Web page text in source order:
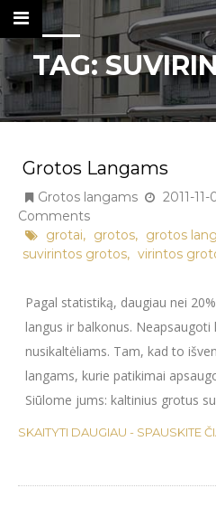
Metaliniai Laiptai
KONTAKTAI
DARBŲ KATALOGAS
GAMINIAI
APTVĖRIMAI, ATITVAROS,
BALKONO TURĖKLAI
TAG:
Grotos Langams
Grotos langams 2011-11-
Comments
grotai, grotos, grotos
suvirintos grotos, virintos
Pagal statistiką, daugiau nei
langus ir balkonus. Neapsaugoti
nusikaltėliams. Tam, kad to
langams, kurie patikimai
Siūlome jums: kaltinius grotus
SKAITYTI DAUGIAU - SPAUSKITE